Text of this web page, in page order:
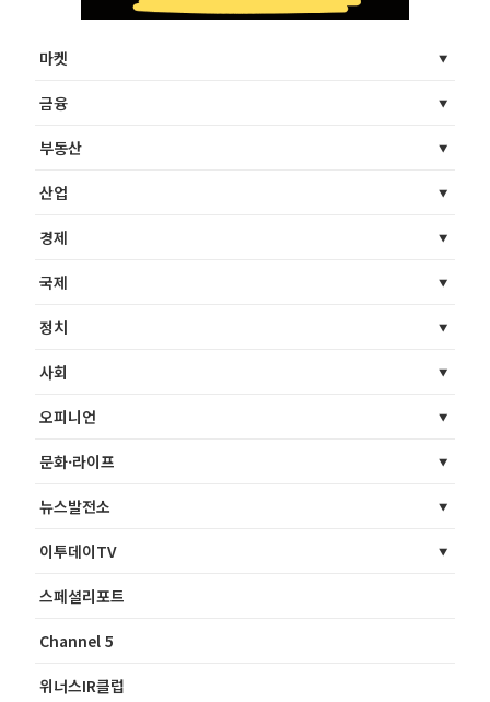
마켓
금융
부동산
산업
경제
국제
정치
사회
오피니언
문화·라이프
뉴스발전소
이투데이TV
스페셜리포트
Channel 5
위너스IR클럽